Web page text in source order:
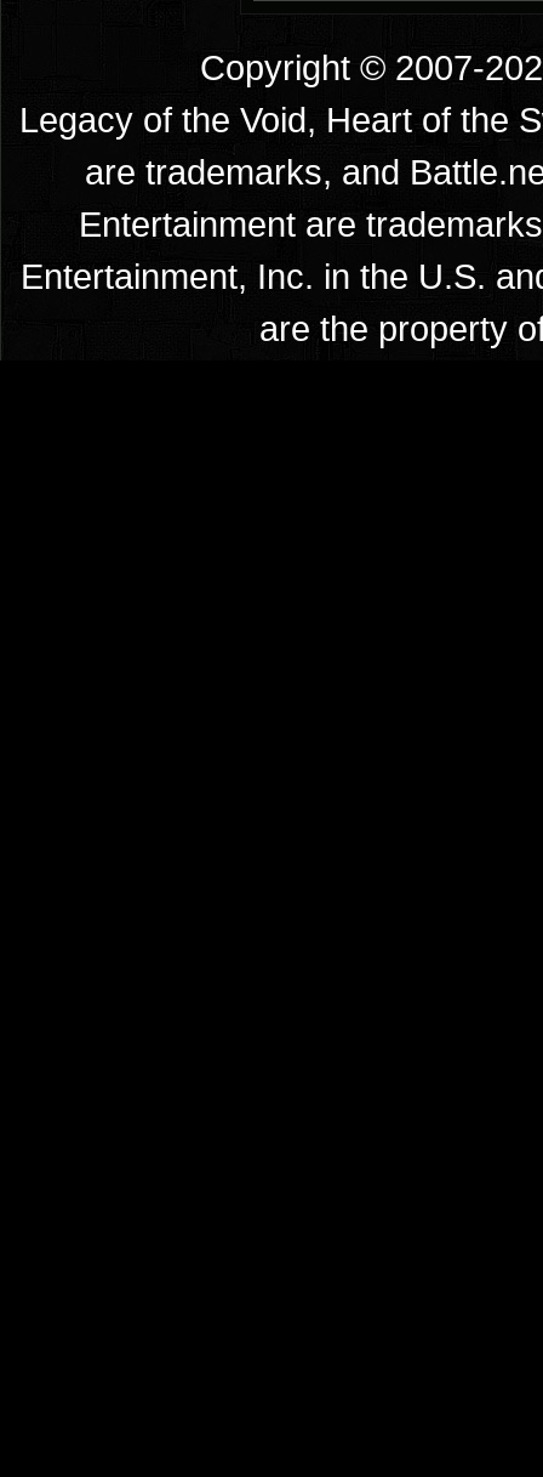
Copyright © 2007-
Legacy of the Void, Heart of the
are trademarks, and
Entertainment are
Entertainment, Inc. in the U.S.
are the property